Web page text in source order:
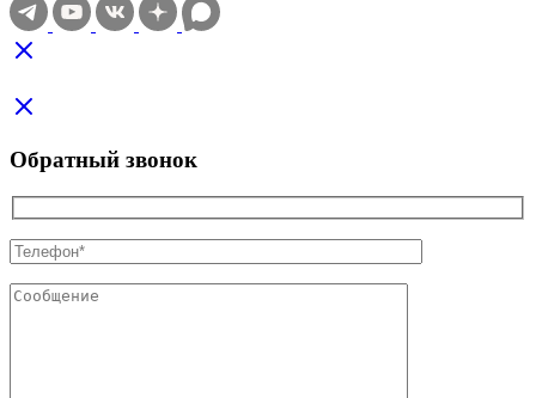
Обратный звонок